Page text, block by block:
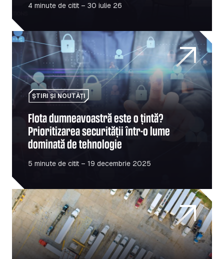
4 minute de citit – 30 iulie 26
Flota dumneavoastră este o țintă? Prioritizarea
ȘTIRI ȘI NOUTĂȚI
Flota dumneavoastră este o țintă?
Prioritizarea securității într-o lume
dominată de tehnologie
5 minute de citit – 19 decembrie 2025
Tendințe în domeniul camioanelor: Previziuni pentru